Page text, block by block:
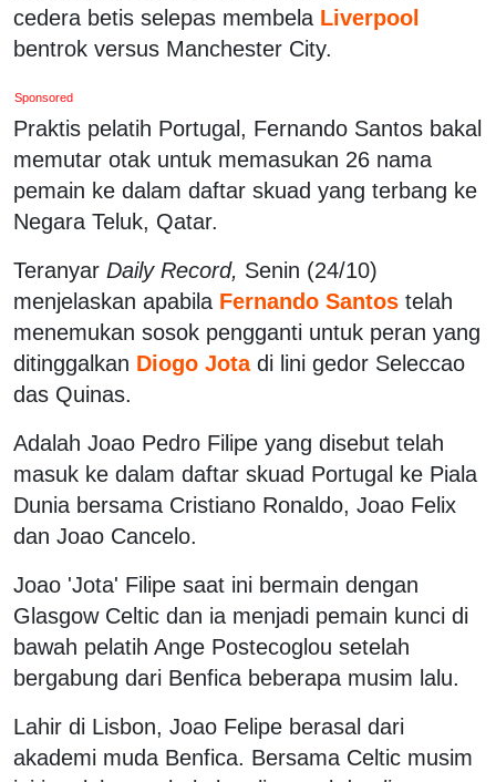
cedera betis selepas membela Liverpool
bentrok versus Manchester City.
Sponsored
Praktis pelatih Portugal, Fernando Santos bakal
memutar otak untuk memasukan 26 nama
pemain ke dalam daftar skuad yang terbang ke
Negara Teluk, Qatar.
Teranyar Daily Record, Senin (24/10)
menjelaskan apabila Fernando Santos telah
menemukan sosok pengganti untuk peran yang
ditinggalkan Diogo Jota di lini gedor Seleccao
das Quinas.
Adalah Joao Pedro Filipe yang disebut telah
masuk ke dalam daftar skuad Portugal ke Piala
Dunia bersama Cristiano Ronaldo, Joao Felix
dan Joao Cancelo.
Joao 'Jota' Filipe saat ini bermain dengan
Glasgow Celtic dan ia menjadi pemain kunci di
bawah pelatih Ange Postecoglou setelah
bergabung dari Benfica beberapa musim lalu.
Lahir di Lisbon, Joao Felipe berasal dari
akademi muda Benfica. Bersama Celtic musim